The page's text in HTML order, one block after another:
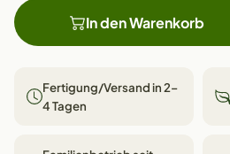
In den Warenkorb
Fertigung/Versand in 2–
4 Tagen